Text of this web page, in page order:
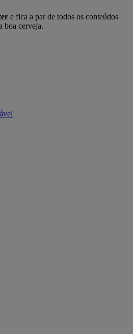
e fica a par de todos os conteúdos
boa cerveja.